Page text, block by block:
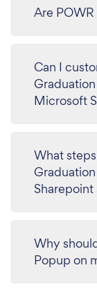
Are
Can I
Microsoft
What
Sharepoint
Why
Popup on